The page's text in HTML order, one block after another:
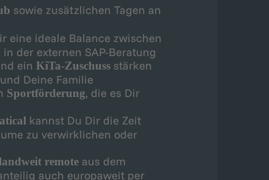
sowie zusätzlichen Tagen an
eine ideale Balance zwischen
der externen SAP-Beratung
ein KiTa-Zuschuss stärken
Deine Familie
Sportförderung, die es Dir
kannst Du Dir die Zeit
zu verwirklichen oder
remote aus dem
auch europaweit per